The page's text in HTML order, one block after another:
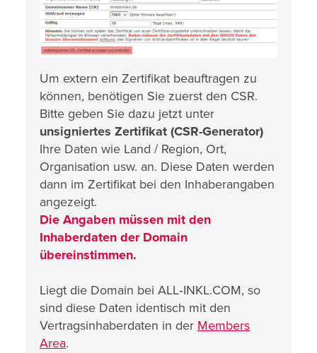
Um extern ein Zertifikat beauftragen zu
können, benötigen Sie zuerst den CSR.
Bitte geben Sie dazu jetzt unter
unsigniertes Zertifikat (CSR-Generator)
Ihre Daten wie Land / Region, Ort,
Organisation usw. an. Diese Daten werden
dann im Zertifikat bei den Inhaberangaben
angezeigt.
Die Angaben müssen mit den
Inhaberdaten der Domain
übereinstimmen.
Liegt die Domain bei ALL‑INKL.COM, so
sind diese Daten identisch mit den
Vertragsinhaberdaten in der Members
Area.